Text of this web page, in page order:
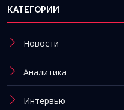
КАТЕГОРИИ
Новости
Аналитика
Интервью